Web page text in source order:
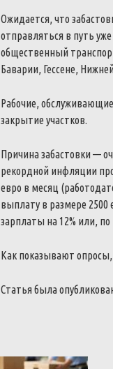
Ожидается, что
отправляться в путь
общественный
Баварии, Гессене,
Рабочие,
закрытие участков.
Причина забастовки —
рекордной инфляции
евро в месяц
выплату в размере
зарплаты на 12% или,
Как показывают
Статья была